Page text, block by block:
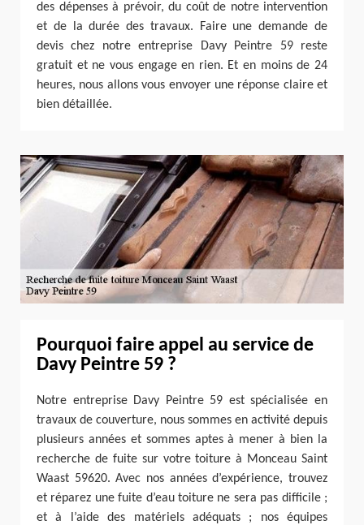
des dépenses à prévoir, du coût de notre intervention
et de la durée des travaux. Faire une demande de
devis chez notre entreprise Davy Peintre 59 reste
gratuit et ne vous engage en rien. Et en moins de 24
heures, nous allons vous envoyer une réponse claire et
bien détaillée.
Pourquoi faire appel au service de
Davy Peintre 59 ?
Notre entreprise Davy Peintre 59 est spécialisée en
travaux de couverture, nous sommes en activité depuis
plusieurs années et sommes aptes à mener à bien la
recherche de fuite sur votre toiture à Monceau Saint
Waast 59620. Avec nos années d’expérience, trouvez
et réparez une fuite d’eau toiture ne sera pas difficile ;
et à l’aide des matériels adéquats ; nos équipes